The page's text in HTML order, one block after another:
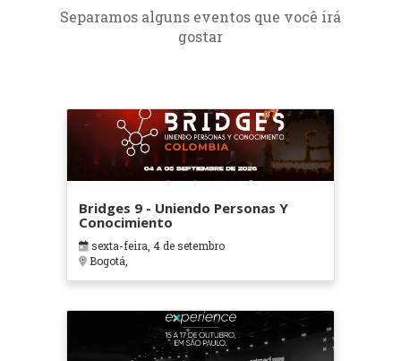
Separamos alguns eventos que você irá
gostar
Bridges 9 - Uniendo Personas Y
Conocimiento
sexta-feira, 4 de setembro
Bogotá,